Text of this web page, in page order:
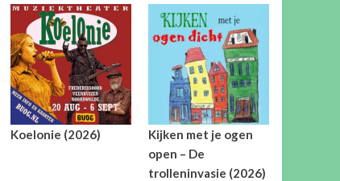
Koelonie (2026)
Kijken met je ogen
open – De
trolleninvasie (2026)